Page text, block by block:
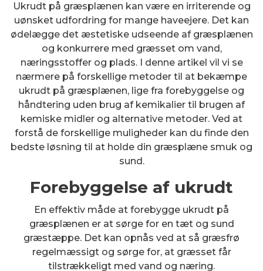
Ukrudt på græsplænen kan være en irriterende og
uønsket udfordring for mange haveejere. Det kan
ødelægge det æstetiske udseende af græsplænen
og konkurrere med græsset om vand,
næringsstoffer og plads. I denne artikel vil vi se
nærmere på forskellige metoder til at bekæmpe
ukrudt på græsplænen, lige fra forebyggelse og
håndtering uden brug af kemikalier til brugen af
kemiske midler og alternative metoder. Ved at
forstå de forskellige muligheder kan du finde den
bedste løsning til at holde din græsplæne smuk og
sund.
Forebyggelse af ukrudt
En effektiv måde at forebygge ukrudt på
græsplænen er at sørge for en tæt og sund
græstæppe. Det kan opnås ved at så græsfrø
regelmæssigt og sørge for, at græsset får
tilstrækkeligt med vand og næring.